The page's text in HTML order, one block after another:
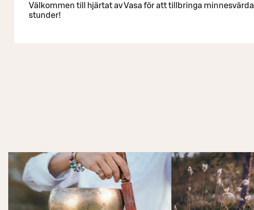
Välkommen till hjärtat av Vasa för att tillbringa minnesvärda
stunder!